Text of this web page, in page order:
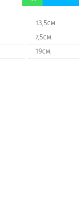
13,5см.
7,5см.
19см.